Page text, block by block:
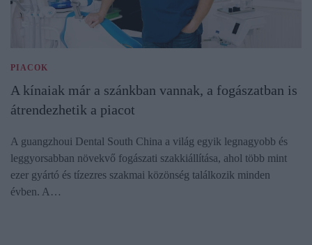
PIACOK
A kínaiak már a szánkban vannak, a fogászatban is
átrendezhetik a piacot
A guangzhoui Dental South China a világ egyik legnagyobb és
leggyorsabban növekvő fogászati szakkiállítása, ahol több mint
ezer gyártó és tízezres szakmai közönség találkozik minden
évben. A…